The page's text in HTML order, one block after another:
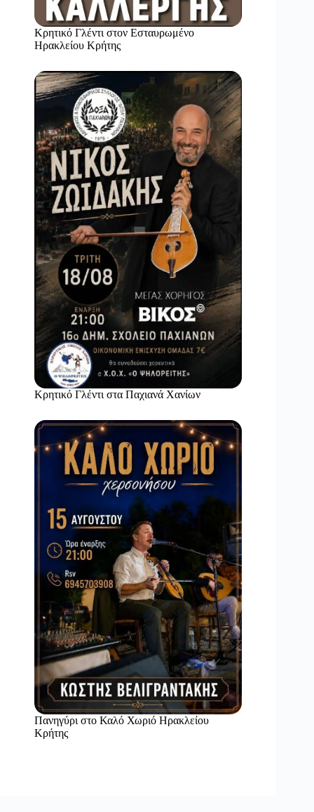
Κρητικό Γλέντι στον Εσταυρωμένο
Ηρακλείου Κρήτης
Κρητικό Γλέντι στα Παχιανά Χανίων
Πανηγύρι στο Καλό Χωριό Ηρακλείου
Κρήτης